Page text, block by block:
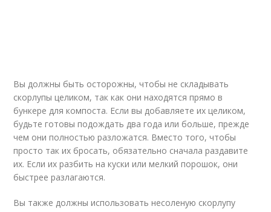
Вы должны быть осторожны, чтобы не складывать
скорлупы целиком, так как они находятся прямо в
бункере для компоста. Если вы добавляете их целиком,
будьте готовы подождать два года или больше, прежде
чем они полностью разложатся. Вместо того, чтобы
просто так их бросать, обязательно сначала раздавите
их. Если их разбить на куски или мелкий порошок, они
быстрее разлагаются.
Вы также должны использовать несоленую скорлупу